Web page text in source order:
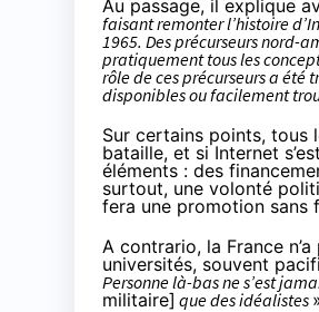
Au passage, il explique
faisant remonter l’histoire
1965. Des précurseurs nord-
pratiquement tous les
rôle de cesprécurseursa été
disponibles ou facilement
Sur certains points, tous
bataille, et si Internet
éléments : des
surtout, une volonté
fera une promotion sans
A contrario, la France
universités, souvent
Personne là-bas ne s’est
militaire] que des idéalistes